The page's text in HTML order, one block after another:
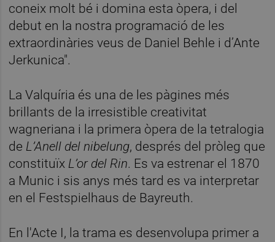
coneix molt bé i domina esta òpera, i del
debut en la nostra programació de les
extraordinàries veus de Daniel Behle i d’Ante
Jerkunica".
La Valquíria és una de les pàgines més
brillants de la irresistible creativitat
wagneriana i la primera òpera de la tetralogia
de L’Anell del nibelung, després del pròleg que
constituïx L’or del Rin. Es va estrenar el 1870
a Munic i sis anys més tard es va interpretar
en el Festspielhaus de Bayreuth.
En l'Acte I, la trama es desenvolupa primer a